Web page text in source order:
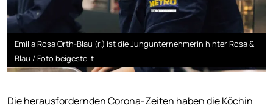
Emilia Rosa Orth-Blau (r.) ist die Jungunternehmerin hinter Rosa &
Blau / Foto beigestellt
Die herausfordernden Corona-Zeiten haben die Köchin